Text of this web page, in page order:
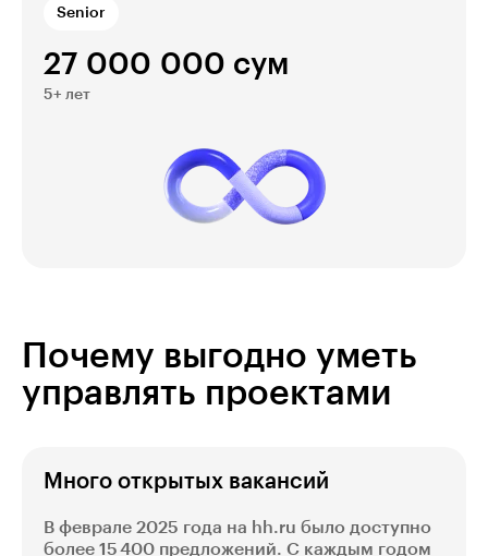
27 000 000 сум
Senior
5+ лет
Почему выгодно уметь
управлять проектами
Много открытых вакансий
В феврале 2025 года на hh.ru было доступно
более 15 400 предложений. С каждым годом